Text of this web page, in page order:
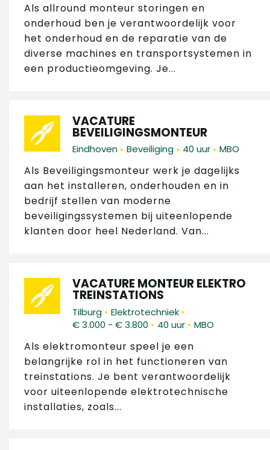
Als allround monteur storingen en
onderhoud ben je verantwoordelijk voor
het onderhoud en de reparatie van de
diverse machines en transportsystemen in
een productieomgeving. Je...
VACATURE
BEVEILIGINGSMONTEUR
Eindhoven • Beveiliging • 40 uur • MBO
Als Beveiligingsmonteur werk je dagelijks
aan het installeren, onderhouden en in
bedrijf stellen van moderne
beveiligingssystemen bij uiteenlopende
klanten door heel Nederland. Van...
VACATURE MONTEUR ELEKTRO
TREINSTATIONS
Tilburg • Elektrotechniek •
€ 3.000 - € 3.800 • 40 uur • MBO
Als elektromonteur speel je een
belangrijke rol in het functioneren van
treinstations. Je bent verantwoordelijk
voor uiteenlopende elektrotechnische
installaties, zoals...